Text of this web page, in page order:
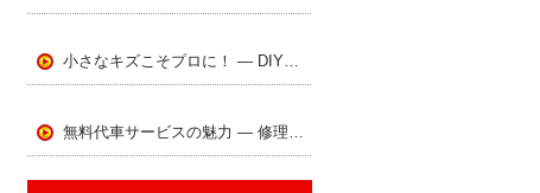
小さなキズこそプロに！ ― DIYでは難しい理由とは ―
無料代車サービスの魅力 ― 修理中も快適なカーライフをサポート